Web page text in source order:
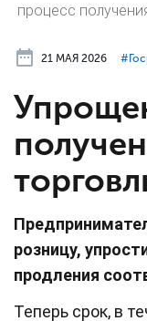
процесс
21 МАЯ 2026
розницу,
продления
Теперь срок, в